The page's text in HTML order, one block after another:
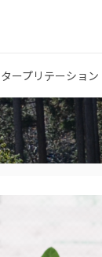
ープリテーション